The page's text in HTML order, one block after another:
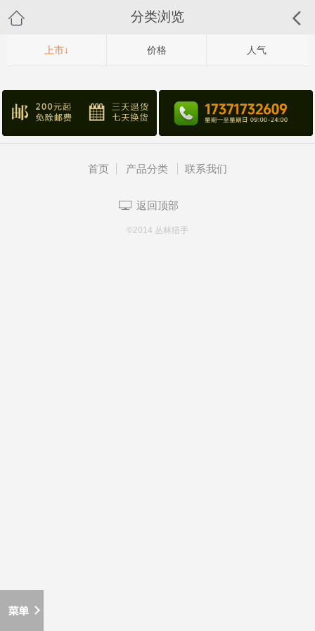
分类浏览
上市↓ 价格 人气
首页 产品分类 联系我们
返回顶部
©2014 丛林猎手